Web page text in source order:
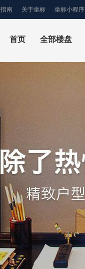
指南 关于坐标 坐标小程序
首页 全部楼盘